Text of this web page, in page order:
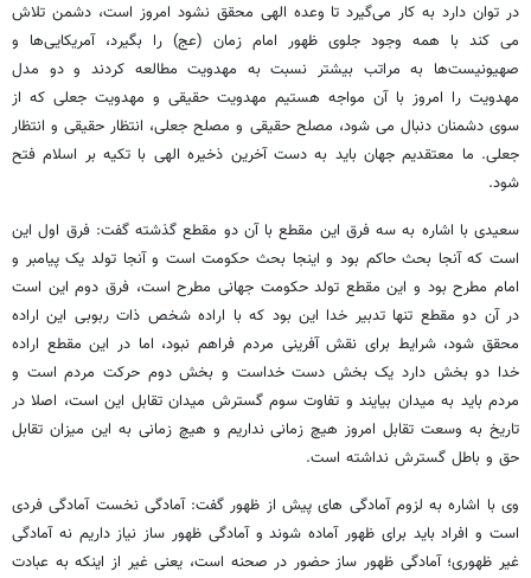
در توان دارد به کار می‌گیرد تا وعده الهی محقق نشود امروز است، دشمن تلاش
می کند با همه وجود جلوی ظهور امام زمان (عج) را بگیرد، آمریکایی‌ها و
صهیونیست‌ها به مراتب بیشتر نسبت به مهدویت مطالعه کردند و دو مدل
مهدویت را امروز با آن مواجه هستیم مهدویت حقیقی و مهدویت جعلی که از
سوی دشمنان دنبال می شود، مصلح حقیقی و مصلح جعلی، انتظار حقیقی و انتظار
جعلی. ما معتقدیم جهان باید به دست آخرین ذخیره الهی با تکیه بر اسلام فتح
شود.
سعیدی با اشاره به سه فرق این مقطع با آن دو مقطع گذشته گفت: فرق اول این
است که آنجا بحث حاکم بود و اینجا بحث حکومت است و آنجا تولد یک پیامبر و
امام مطرح بود و این مقطع تولد حکومت جهانی مطرح است، فرق دوم این است
در آن دو مقطع تنها تدبیر خدا این بود که با اراده شخص ذات ربوبی این اراده
محقق شود، شرایط برای نقش آفرینی مردم فراهم نبود، اما در این مقطع اراده
خدا دو بخش دارد یک بخش دست خداست و بخش دوم حرکت مردم است و
مردم باید به میدان بیایند و تفاوت سوم گسترش میدان تقابل این است، اصلا در
تاریخ به وسعت تقابل امروز هیچ زمانی نداریم و هیچ زمانی به این میزان تقابل
حق و باطل گسترش نداشته است.
وی با اشاره به لزوم آمادگی های پیش از ظهور گفت: آمادگی نخست آمادگی فردی
است و افراد باید برای ظهور آماده شوند و آمادگی ظهور ساز نیاز داریم نه آمادگی
غیر ظهوری؛ آمادگی ظهور ساز حضور در صحنه است، یعنی غیر از اینکه به عبادت